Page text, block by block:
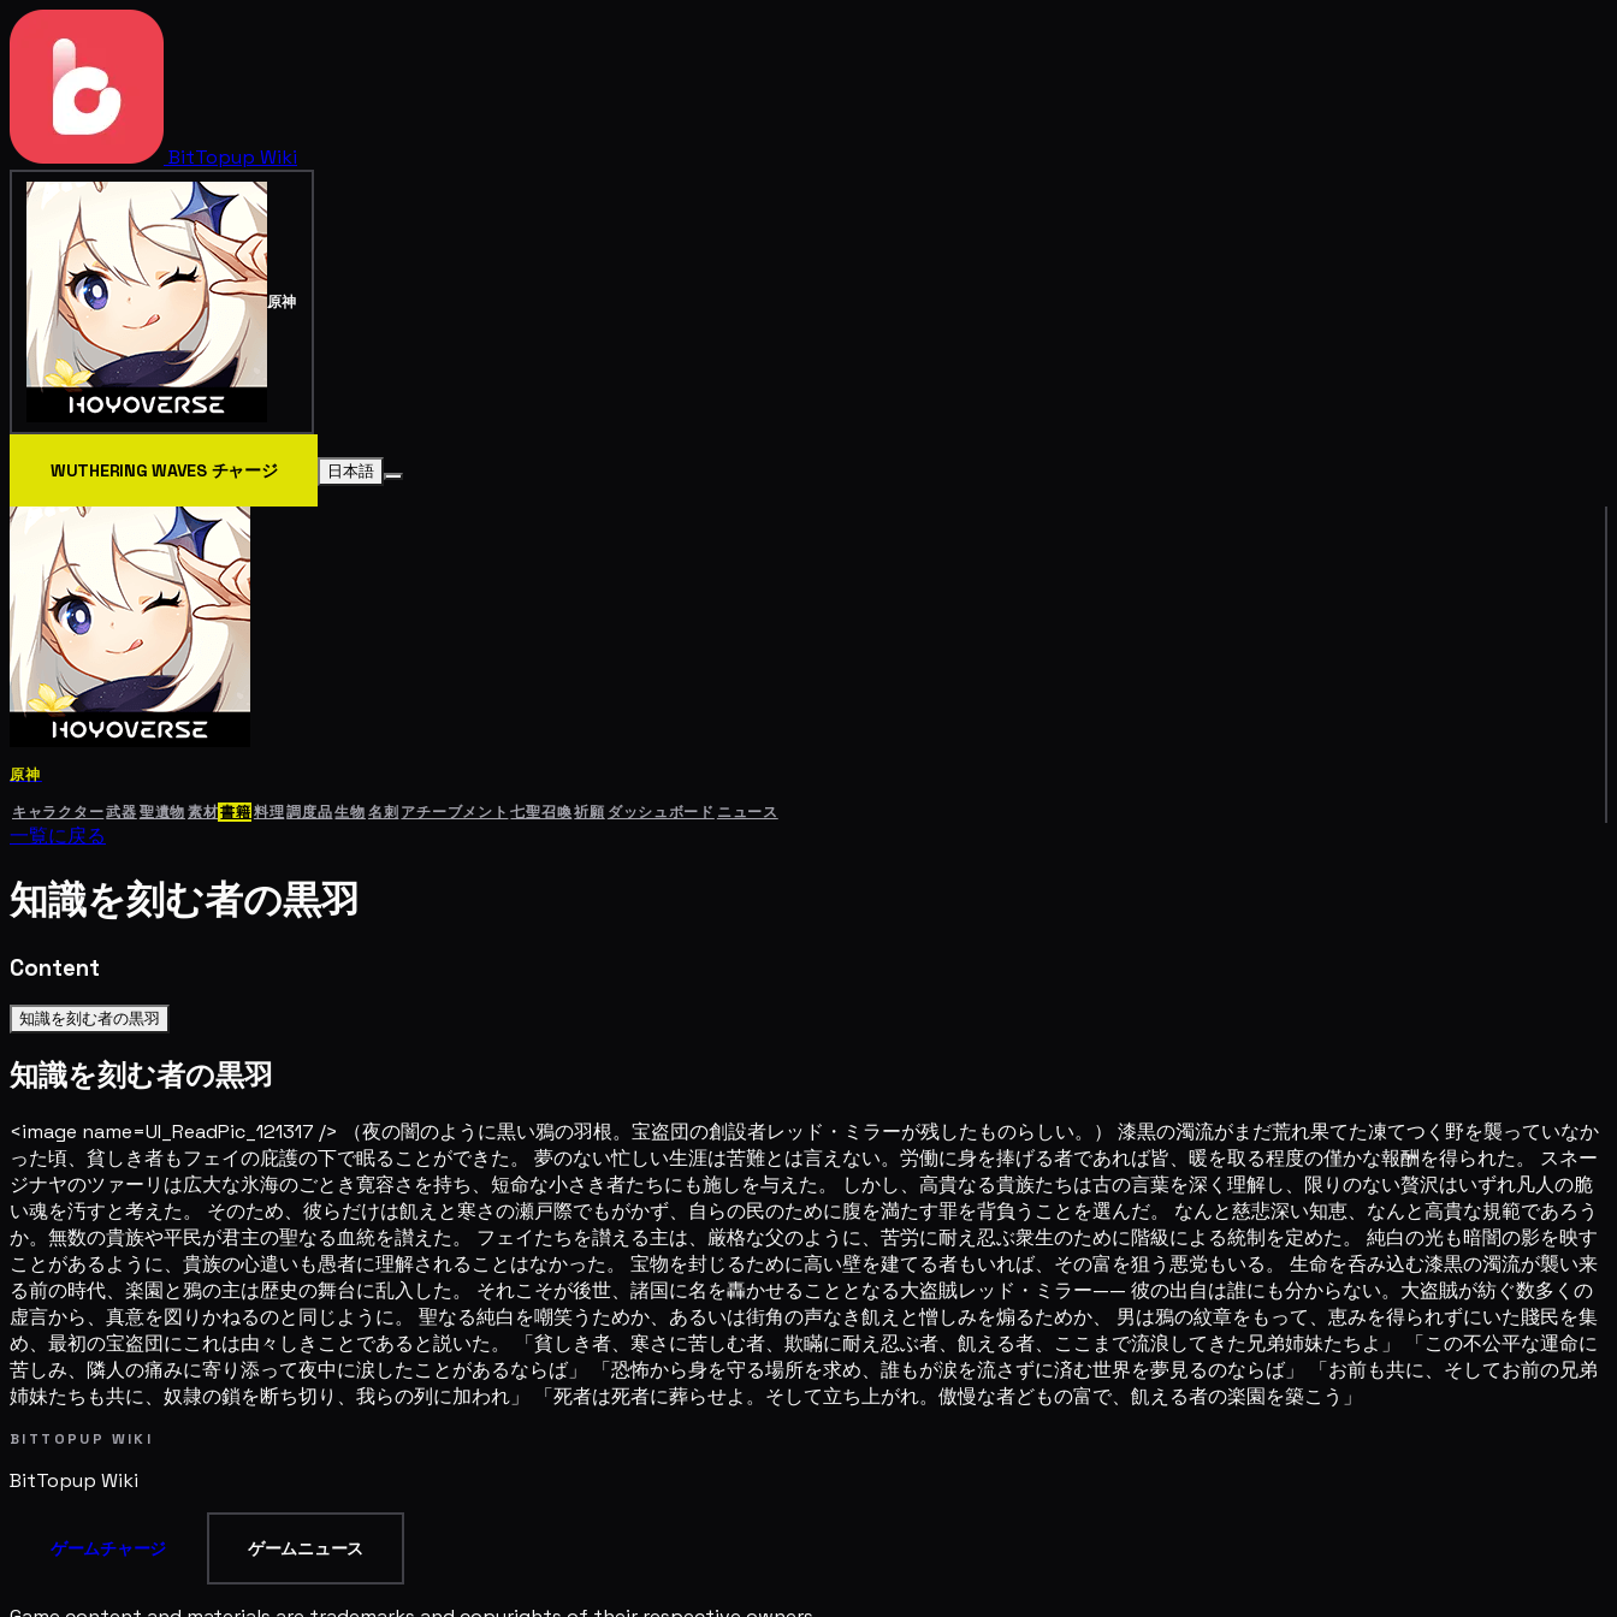
BitTopup Wiki
原神
WUTHERING WAVES チャージ 日本語
原神
キャラクター武器聖遺物素材書籍料理調度品生物名刺 アチーブメント 七聖召喚祈願 ダッシュボード ニュース
一覧に戻る
知識を刻む者の黒羽
Content
知識を刻む者の黒羽
知識を刻む者の黒羽
<image name=UI_ReadPic_121317 /> （夜の闇のように黒い鴉の羽根。宝盗団の創設者レッド・ミラーが残したものらしい。） 漆黒の濁流がまだ荒れ果てた凍てつく野を襲っていなか
った頃、貧しき者もフェイの庇護の下で眠ることができた。 夢のない忙しい生涯は苦難とは言えない。労働に身を捧げる者であれば皆、暖を取る程度の僅かな報酬を得られた。 スネー
ジナヤのツァーリは広大な氷海のごとき寛容さを持ち、短命な小さき者たちにも施しを与えた。 しかし、高貴なる貴族たちは古の言葉を深く理解し、限りのない贅沢はいずれ凡人の脆
い魂を汚すと考えた。 そのため、彼らだけは飢えと寒さの瀬戸際でもがかず、自らの民のために腹を満たす罪を背負うことを選んだ。 なんと慈悲深い知恵、なんと高貴な規範であろう
か。無数の貴族や平民が君主の聖なる血統を讃えた。 フェイたちを讃える主は、厳格な父のように、苦労に耐え忍ぶ衆生のために階級による統制を定めた。 純白の光も暗闇の影を映す
ことがあるように、貴族の心遣いも愚者に理解されることはなかった。 宝物を封じるために高い壁を建てる者もいれば、その富を狙う悪党もいる。 生命を呑み込む漆黒の濁流が襲い来
る前の時代、楽園と鴉の主は歴史の舞台に乱入した。 それこそが後世、諸国に名を轟かせることとなる大盗賊レッド・ミラー—— 彼の出自は誰にも分からない。大盗賊が紡ぐ数多くの
虚言から、真意を図りかねるのと同じように。 聖なる純白を嘲笑うためか、あるいは街角の声なき飢えと憎しみを煽るためか、 男は鴉の紋章をもって、恵みを得られずにいた賤民を集
め、最初の宝盗団にこれは由々しきことであると説いた。 「貧しき者、寒さに苦しむ者、欺瞞に耐え忍ぶ者、飢える者、ここまで流浪してきた兄弟姉妹たちよ」 「この不公平な運命に
苦しみ、隣人の痛みに寄り添って夜中に涙したことがあるならば」 「恐怖から身を守る場所を求め、誰もが涙を流さずに済む世界を夢見るのならば」 「お前も共に、そしてお前の兄弟
姉妹たちも共に、奴隷の鎖を断ち切り、我らの列に加われ」 「死者は死者に葬らせよ。そして立ち上がれ。傲慢な者どもの富で、飢える者の楽園を築こう」
BITTOPUP WIKI
BitTopup Wiki
ゲームチャージ ゲームニュース